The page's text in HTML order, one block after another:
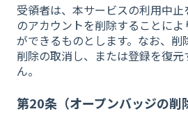
受領者は、本サービスの利用中
のアカウントを削除することに
ができるものとします。なお、削
削除の取消し、または登録を復
ん。
第20条（オープンバッジの削